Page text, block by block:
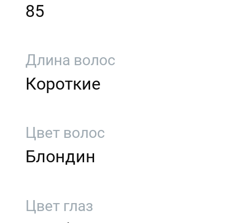
85
Длина волос
Короткие
Цвет волос
Блондин
Цвет глаз